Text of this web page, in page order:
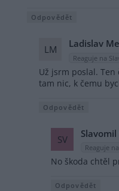
Odpovědět
LM Ladislav
Reaguje na
Už jsrm poslal.
tam nic, k čemu
Odpovědět
SV
Reaguje
No škoda chtěl
Odpovědět